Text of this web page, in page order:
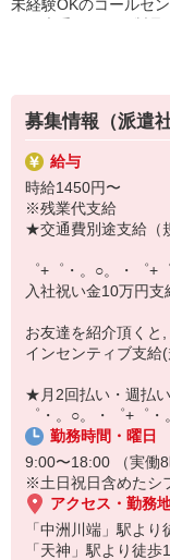
【選べるお仕事いろ
▼工場・製造・軽作
機械/食品製造・梱
▼美容系
眉毛サロンのアイブ
▼営業・販売
法人営業・アパレル
▼人気案件も多数♪
短期・期間限定・
上場/優良/大手企業
【スマホ面接実施中
￣￣￣￣￣￣￣￣￣
自宅に居ながらスマ
オンライン面談なの
即日登録もOK♪
気になった方はお気
未経験OKのコールセ
アパレルブランドなど
★未経験の方でも安心
しっかり研修＋サポ
ます）
☆ネイルや服装、オシ
★キャリアアップ、直
募集情報（派遣
給与
時給1450円〜
※残業代支給
★交通費別途支給（
゜+゜・。○。・゜+
入社祝い金10万円支
お友達を紹介頂くと,
インセンティブ支給
★月2回払い・週払
゜・。○。・゜+゜
勤務時間・曜日
9:00〜18:00 （実働8
※土日祝日含めたシ
アクセス・勤務
「中洲川端」駅より
「天神」駅より徒歩